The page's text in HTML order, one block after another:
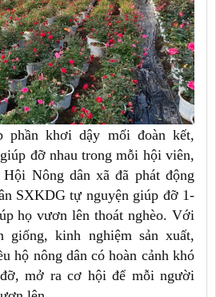
phần khơi dậy mối đoàn kết,
đỡ nhau trong mỗi hội viên,
Nông dân xã đã phát động
SXKDG tự nguyện giúp đỡ 1-
họ vươn lên thoát nghèo. Với
giống, kinh nghiệm sản xuất,
hộ nông dân có hoàn cảnh khó
mở ra cơ hội để mỗi người